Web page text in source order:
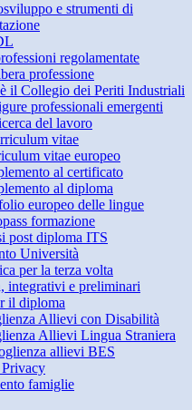
e strumenti di
regolamentate
professione
il Collegio dei Periti Industriali
professionali emergenti
del lavoro
vitae
vitae europeo
al certificato
al diploma
europeo delle lingue
formazione
post diploma ITS
Università
per la terza volta
integrativi e preliminari
il diploma
Allievi con Disabilità
Allievi Lingua Straniera
allievi BES
famiglie